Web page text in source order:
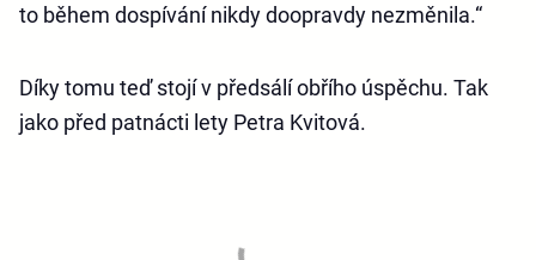
to během dospívání nikdy doopravdy nezměnila.“
Díky tomu teď stojí v předsálí obřího úspěchu. Tak
jako před patnácti lety Petra Kvitová.